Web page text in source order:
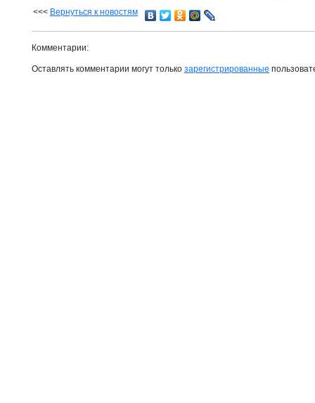
<<< Вернуться к новостям
Комментарии:
Оставлять комментарии могут только зарегистрированные